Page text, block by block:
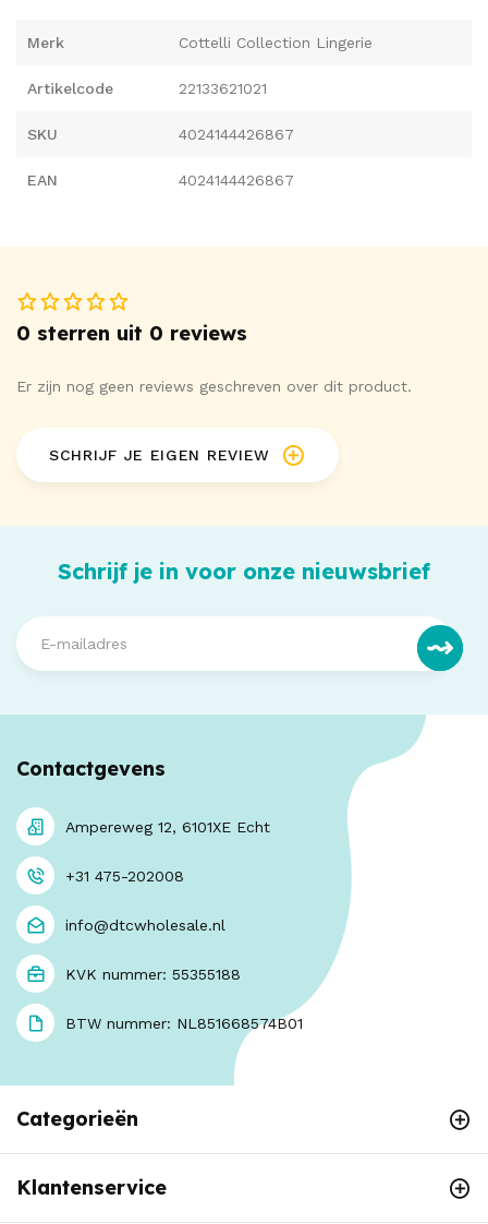
Merk Cottelli Collection Lingerie
Artikelcode 22133621021
SKU 4024144426867
EAN 4024144426867
0 sterren uit 0 reviews
Er zijn nog geen reviews geschreven over dit product.
SCHRIJF JE EIGEN REVIEW
Schrijf je in voor onze nieuwsbrief
Contactgevens
Ampereweg 12, 6101XE Echt
+31 475-202008
info@dtcwholesale.nl
KVK nummer: 55355188
BTW nummer: NL851668574B01
Categorieën
Klantenservice